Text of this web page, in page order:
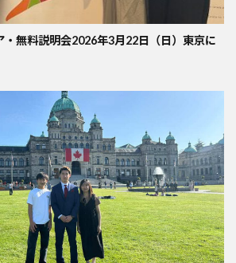
・無料説明会2026年3月22日（日）東京に